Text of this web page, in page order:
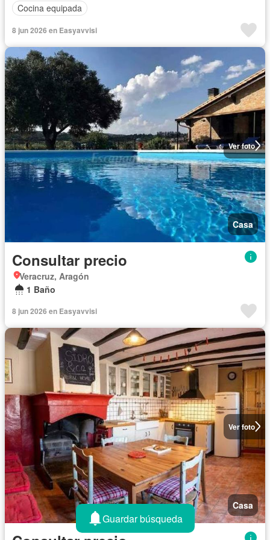
Cocina equipada
8 jun 2026 en Easyavvisi
Ver foto
Casa
Consultar precio
Veracruz, Aragón
1 Baño
8 jun 2026 en Easyavvisi
Ver foto
Casa
Guardar búsqueda